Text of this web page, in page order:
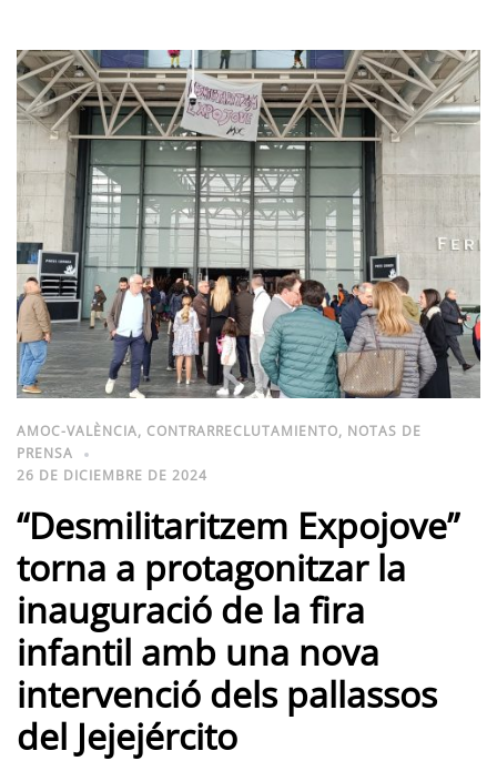
AMOC-VALÈNCIA, CONTRARRECLUTAMIENTO, NOTAS DE
PRENSA
26 DE DICIEMBRE DE 2024
“Desmilitaritzem Expojove”
torna a protagonitzar la
inauguració de la fira
infantil amb una nova
intervenció dels pallassos
del Jejejército